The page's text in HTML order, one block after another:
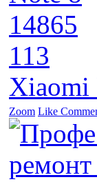
14865
113
Xiaomi
Zoom Like